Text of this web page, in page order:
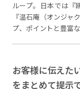
ループ。日本では『
『温石庵（オンジャ
プ、ポイントと豊富
お客様に伝えた
をまとめて提示